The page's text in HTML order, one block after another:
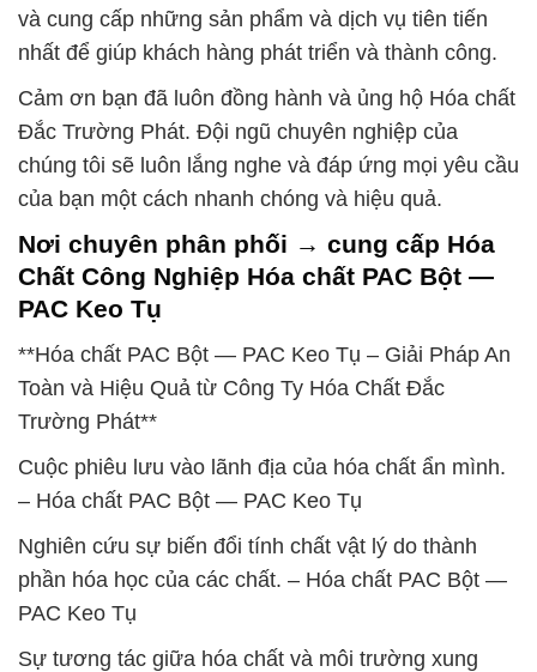
và cung cấp những sản phẩm và dịch vụ tiên tiến
nhất để giúp khách hàng phát triển và thành công.
Cảm ơn bạn đã luôn đồng hành và ủng hộ Hóa chất
Đắc Trường Phát. Đội ngũ chuyên nghiệp của
chúng tôi sẽ luôn lắng nghe và đáp ứng mọi yêu cầu
của bạn một cách nhanh chóng và hiệu quả.
Nơi chuyên phân phối → cung cấp Hóa
Chất Công Nghiệp Hóa chất PAC Bột —
PAC Keo Tụ
**Hóa chất PAC Bột — PAC Keo Tụ – Giải Pháp An
Toàn và Hiệu Quả từ Công Ty Hóa Chất Đắc
Trường Phát**
Cuộc phiêu lưu vào lãnh địa của hóa chất ẩn mình.
– Hóa chất PAC Bột — PAC Keo Tụ
Nghiên cứu sự biến đổi tính chất vật lý do thành
phần hóa học của các chất. – Hóa chất PAC Bột —
PAC Keo Tụ
Sự tương tác giữa hóa chất và môi trường xung